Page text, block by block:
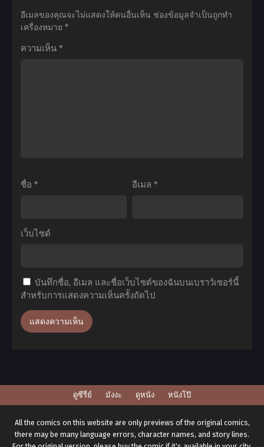
พากย์
ไทย
Yuusha
Nariagari
3
12
ไทย
โอเวอร์
พากย์
อีเมลของคุณจะไม่แสดงให้คนอื่นเห็น ช่องข้อมูลจำเป็นถูกทำ
เครื่องหมาย *
ความเห็น *
ชื่อ * อีเมล *
เว็บไซต์
บันทึกชื่อ, อีเมล และชื่อเว็บไซต์ของฉันบนเบราว์เซอร์นี้
สำหรับการแสดงความเห็นครั้งถัดไป
ดูซีรี่ย์ มังงะ ดูหนัง หนังโป๊
All the comics on this website are only previews of the original comics,
there may be many language errors, character names, and story lines.